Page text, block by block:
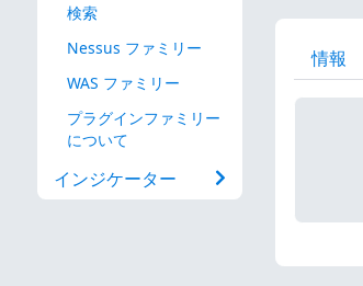
検索
Nessus ファミリー
WAS ファミリー
プラグインファミリー
について
インジケーター
情報